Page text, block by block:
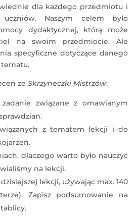
dla każdego przedmiotu i
Naszym celem było
dydaktycznej, którą może
na swoim przedmiocie. Ale
specyficzne dotyczące danego
ze Skrzyneczki Mistrzów:
związane z omawianym
z tematem lekcji i do
dlaczego warto było nauczyć
na lekcji.
lekcji, używając max. 140
Zapisz podsumowanie na